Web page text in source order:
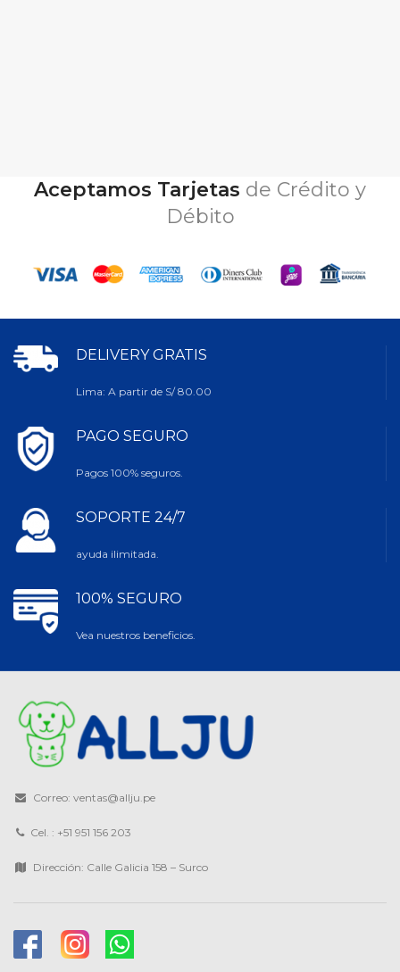
Aceptamos Tarjetas de Crédito y
Débito
DELIVERY GRATIS
Lima: A partir de S/ 80.00
PAGO SEGURO
Pagos 100% seguros.
SOPORTE 24/7
ayuda ilimitada.
100% SEGURO
Vea nuestros beneficios.
Correo: ventas@allju.pe
Cel. : +51 951 156 203
Dirección: Calle Galicia 158 – Surco